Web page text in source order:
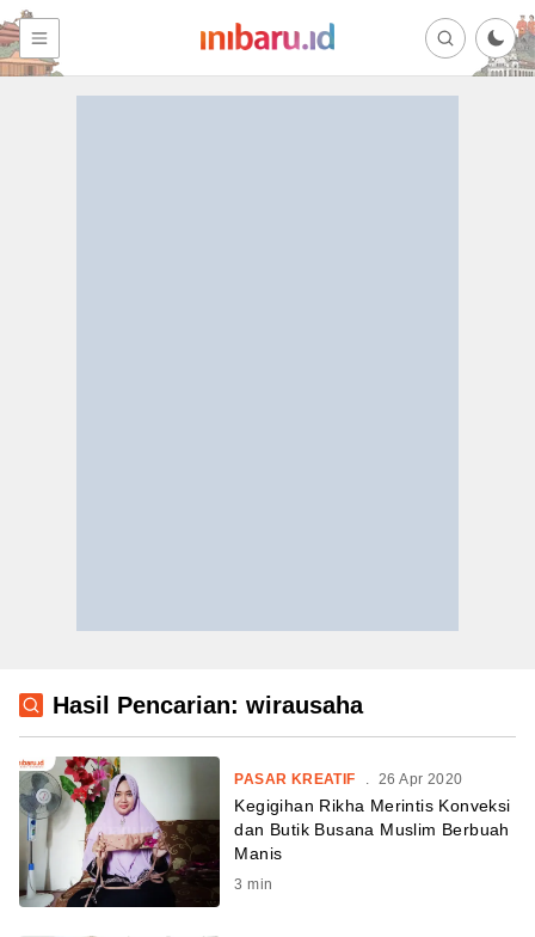
Hasil Pencarian: wirausaha
PASAR KREATIF . 26 Apr 2020
Kegigihan Rikha Merintis Konveksi
dan Butik Busana Muslim Berbuah
Manis
3 min